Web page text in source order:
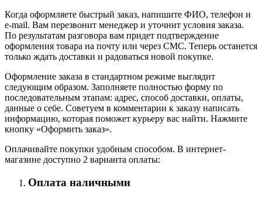
Когда оформляете быстрый заказ, напишите ФИО, телефон и
e-mail. Вам перезвонит менеджер и уточнит условия заказа.
По результатам разговора вам придет подтверждение
оформления товара на почту или через СМС. Теперь останется
только ждать доставки и радоваться новой покупке.
Оформление заказа в стандартном режиме выглядит
следующим образом. Заполняете полностью форму по
последовательным этапам: адрес, способ доставки, оплаты,
данные о себе. Советуем в комментарии к заказу написать
информацию, которая поможет курьеру вас найти. Нажмите
кнопку «Оформить заказ».
Оплачивайте покупки удобным способом. В интернет-
магазине доступно 2 варианта оплаты:
Оплата наличными